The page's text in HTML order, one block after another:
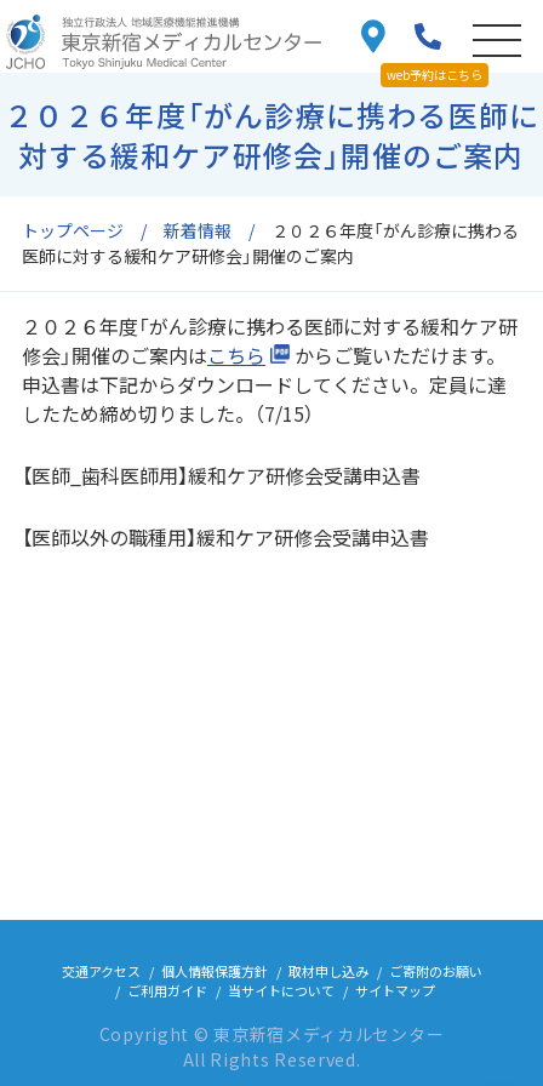
web予約はこちら
トップページ 新着情報
２０２６年度「がん診療に携わる
医師に対する緩和ケア研修会」開催のご案内
２０２６年度「がん診療に携わる医師に
対する緩和ケア研修会」開催のご案内
２０２６年度「がん診療に携わる医師に対する緩和ケア研
修会」開催のご案内はこちら
からご覧いただけます。
申込書は下記からダウンロードしてください。定員に達
したため締め切りました。（7/15）
【医師_歯科医師用】緩和ケア研修会受講申込書
【医師以外の職種用】緩和ケア研修会受講申込書
交通アクセス 個人情報保護方針 取材申し込み
ご寄附のお願い
ご利用ガイド
当サイトについて サイトマップ
Copyright © 東京新宿メディカルセンター
All Rights Reserved.